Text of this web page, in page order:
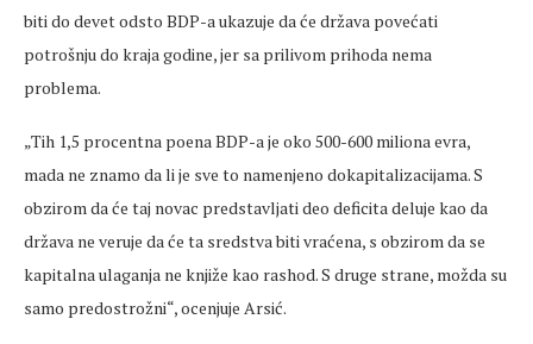
biti do devet odsto BDP-a ukazuje da će država povećati
potrošnju do kraja godine, jer sa prilivom prihoda nema
problema.
„Tih 1,5 procentna poena BDP-a je oko 500-600 miliona evra,
mada ne znamo da li je sve to namenjeno dokapitalizacijama. S
obzirom da će taj novac predstavljati deo deficita deluje kao da
država ne veruje da će ta sredstva biti vraćena, s obzirom da se
kapitalna ulaganja ne knjiže kao rashod. S druge strane, možda su
samo predostrožni“, ocenjuje Arsić.